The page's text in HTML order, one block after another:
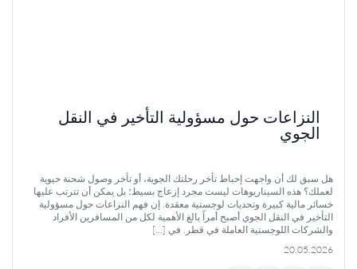
النزاعات حول مسؤولية التأخير في النقل
الجوي
هل سبق لك أن واجهت إحباط تأخر رحلتك الجوية، أو تأخر وصول شحنة حيوية
لعملك؟ هذه السيناريوهات ليست مجرد إزعاج بسيط؛ بل يمكن أن تترتب عليها
خسائر مالية كبيرة وتحديات لوجستية معقدة. إن فهم النزاعات حول مسؤولية
التأخير في النقل الجوي أصبح أمراً بالغ الأهمية لكل من المسافرين الأفراد
والشركات اللوجستية العاملة في قطر. في […]
20.05.2026